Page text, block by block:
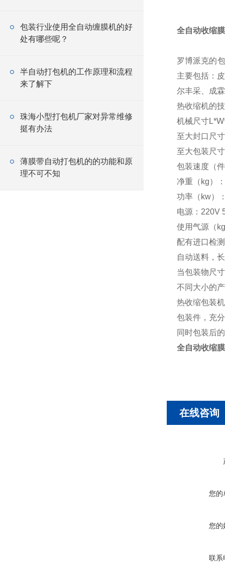
包装行业使用全自动缠膜机的好
处有哪些呢？
半自动打包机的工作原理和流程
来了解下
珠海小型打包机厂家对异常维修
挺有办法
薄膜带自动打包机的的功能和原
理不可不知
全自动收缩
罗博派克的
主要包括：
尔丰采、成
热收缩机的
机械尺寸
至大封口尺
至大包装尺
包装速度（
净重（kg）
功率（kw）
电源：220V
使用气源（
配有进口检
自动送料，
当包装物尺
不同大小的
热收缩包装
包装件，充
同时包装后
全自动收缩
在线咨询
您的
您的
联系